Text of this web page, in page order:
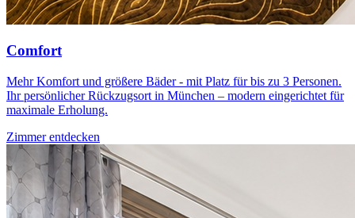
Comfort
Mehr Komfort und größere Bäder - mit Platz für bis zu 3 Personen.
Ihr persönlicher Rückzugsort in München – modern eingerichtet für
maximale Erholung.
Zimmer entdecken